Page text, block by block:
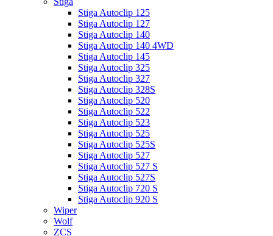
Stiga Autoclip 125
Stiga Autoclip 127
Stiga Autoclip 140
Stiga Autoclip 140 4WD
Stiga Autoclip 145
Stiga Autoclip 325
Stiga Autoclip 327
Stiga Autoclip 328S
Stiga Autoclip 520
Stiga Autoclip 522
Stiga Autoclip 523
Stiga Autoclip 525
Stiga Autoclip 525S
Stiga Autoclip 527
Stiga Autoclip 527 S
Stiga Autoclip 527S
Stiga Autoclip 720 S
Stiga Autoclip 920 S
Wiper
Wolf
ZCS